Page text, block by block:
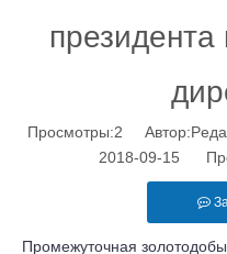
президента
Просмотры:2
2018-09-15
Промежуточная